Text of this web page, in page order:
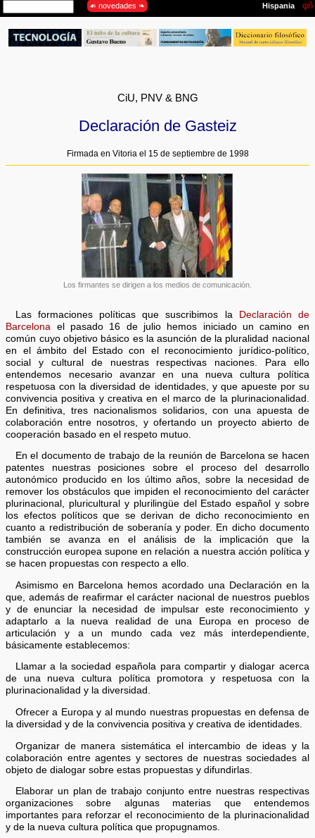
CiU, PNV & BNG
Declaración de Gasteiz
Firmada en Vitoria el 15 de septiembre de 1998
Los firmantes se dirigen a los medios de comunicación.
Las formaciones políticas que suscribimos la Declaración de
Barcelona el pasado 16 de julio hemos iniciado un camino en
común cuyo objetivo básico es la asunción de la pluralidad nacional
en el ámbito del Estado con el reconocimiento jurídico-político,
social y cultural de nuestras respectivas naciones. Para ello
entendemos necesario avanzar en una nueva cultura política
respetuosa con la diversidad de identidades, y que apueste por su
convivencia positiva y creativa en el marco de la plurinacionalidad.
En definitiva, tres nacionalismos solidarios, con una apuesta de
colaboración entre nosotros, y ofertando un proyecto abierto de
cooperación basado en el respeto mutuo.
En el documento de trabajo de la reunión de Barcelona se hacen
patentes nuestras posiciones sobre el proceso del desarrollo
autonómico producido en los último años, sobre la necesidad de
remover los obstáculos que impiden el reconocimiento del carácter
plurinacional, pluricultural y plurilingüe del Estado español y sobre
los efectos políticos que se derivan de dicho reconocimiento en
cuanto a redistribución de soberanía y poder. En dicho documento
también se avanza en el análisis de la implicación que la
construcción europea supone en relación a nuestra acción política y
se hacen propuestas con respecto a ello.
Asimismo en Barcelona hemos acordado una Declaración en la
que, además de reafirmar el carácter nacional de nuestros pueblos
y de enunciar la necesidad de impulsar este reconocimiento y
adaptarlo a la nueva realidad de una Europa en proceso de
articulación y a un mundo cada vez más interdependiente,
básicamente establecemos:
Llamar a la sociedad española para compartir y dialogar acerca
de una nueva cultura política promotora y respetuosa con la
plurinacionalidad y la diversidad.
Ofrecer a Europa y al mundo nuestras propuestas en defensa de
la diversidad y de la convivencia positiva y creativa de identidades.
Organizar de manera sistemática el intercambio de ideas y la
colaboración entre agentes y sectores de nuestras sociedades al
objeto de dialogar sobre estas propuestas y difundirlas.
Elaborar un plan de trabajo conjunto entre nuestras respectivas
organizaciones sobre algunas materias que entendemos
importantes para reforzar el reconocimiento de la plurinacionalidad
y de la nueva cultura política que propugnamos.